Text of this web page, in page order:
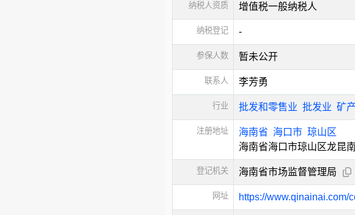
纳税人资质 增值税一般纳税人
纳税登记 -
参保人数 暂未公开
联系人 李芳勇
行业 批发和零售业 批发业 矿
注册地址 海南省 海口市 琼山区
海南省海口市琼山区龙昆
登记机关 海南省市场监督管理局
网址 https://www.qinainai.com/